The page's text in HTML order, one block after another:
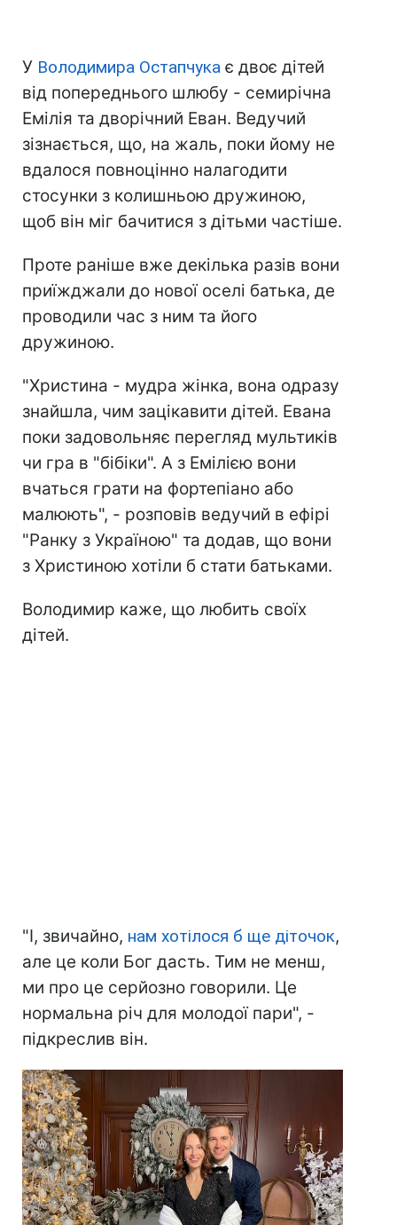
У Володимира Остапчука є двоє дітей
від попереднього шлюбу - семирічна
Емілія та дворічний Еван. Ведучий
зізнається, що, на жаль, поки йому не
вдалося повноцінно налагодити
стосунки з колишньою дружиною,
щоб він міг бачитися з дітьми частіше.
Проте раніше вже декілька разів вони
приїжджали до нової оселі батька, де
проводили час з ним та його
дружиною.
"Христина - мудра жінка, вона одразу
знайшла, чим зацікавити дітей. Евана
поки задовольняє перегляд мультиків
чи гра в "бібіки". А з Емілією вони
вчаться грати на фортепіано або
малюють", - розповів ведучий в ефірі
"Ранку з Україною" та додав, що вони
з Христиною хотіли б стати батьками.
Володимир каже, що любить своїх
дітей.
"І, звичайно, нам хотілося б ще діточок,
але це коли Бог дасть. Тим не менш,
ми про це серйозно говорили. Це
нормальна річ для молодої пари", -
підкреслив він.